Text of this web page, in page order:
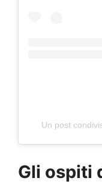
Un post
Gli ospiti